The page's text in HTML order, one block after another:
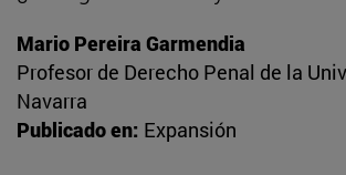
Mario Pereira Garmendia
Profesor de Derecho Penal de la
Navarra
Publicado en: Expansión